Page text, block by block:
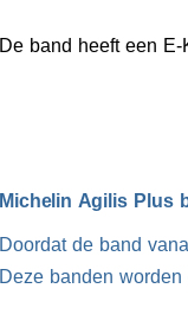
De band heeft een
Michelin Agilis Plus
Doordat de band
Deze banden worden